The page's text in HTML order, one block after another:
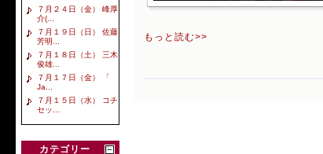
７月２４日（金） 峰厚
介(...
７月１９日（日） 佐藤
芳明...
７月１８日（土） 三木
俊雄...
７月１７日（金） 「
Ja...
７月１５日（水） コチ
セッ...
カテゴリー
もっと読む>>